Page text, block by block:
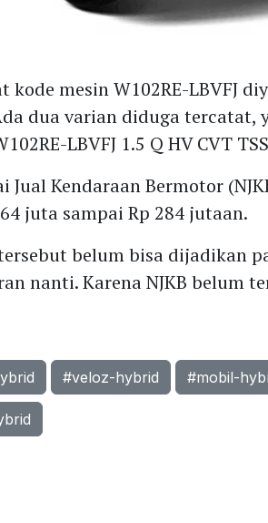
kode mesin W102RE-LBVFJ
dua varian diduga tercatat,
LBVFJ 1.5 Q HV CVT
Jual Kendaraan Bermotor
juta sampai Rp 284 jutaan.
belum bisa dijadikan
nanti. Karena NJKB belum
#veloz-hybrid #mobil-